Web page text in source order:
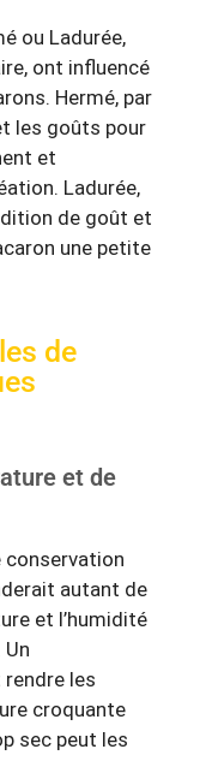
ou Ladurée,
ont influencé
Hermé, par
les goûts pour
et
Ladurée,
de goût et
une petite
de
et de
conservation
autant de
et l’humidité
les
croquante
sec peut les